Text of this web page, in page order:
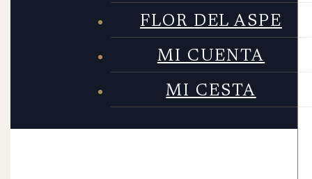
FLOR DEL ASPE
MI CUENTA
MI CESTA